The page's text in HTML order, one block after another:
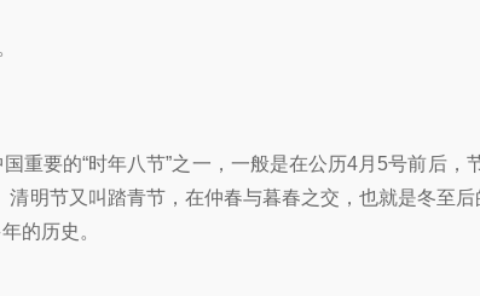
重要的“时年八节”之一，一般是在公历4月5号前后
明节又叫踏青节，在仲春与暮春之交，也就是冬至
的历史。